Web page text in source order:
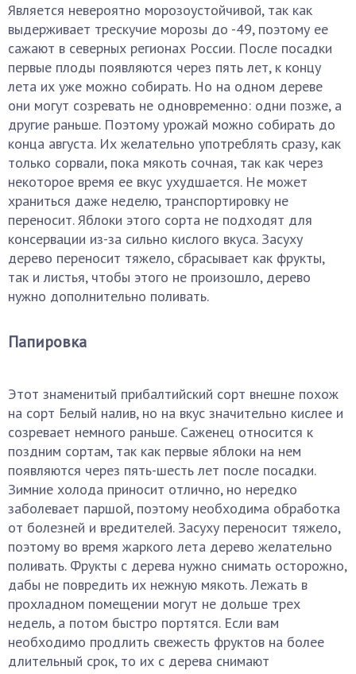
Является невероятно морозоустойчивой, так как
выдерживает трескучие морозы до -49, поэтому ее
сажают в северных регионах России. После посадки
первые плоды появляются через пять лет, к концу
лета их уже можно собирать. Но на одном дереве
они могут созревать не одновременно: одни позже, а
другие раньше. Поэтому урожай можно собирать до
конца августа. Их желательно употреблять сразу, как
только сорвали, пока мякоть сочная, так как через
некоторое время ее вкус ухудшается. Не может
храниться даже неделю, транспортировку не
переносит. Яблоки этого сорта не подходят для
консервации из-за сильно кислого вкуса. Засуху
дерево переносит тяжело, сбрасывает как фрукты,
так и листья, чтобы этого не произошло, дерево
нужно дополнительно поливать.
Папировка
Этот знаменитый прибалтийский сорт внешне похож
на сорт Белый налив, но на вкус значительно кислее и
созревает немного раньше. Саженец относится к
поздним сортам, так как первые яблоки на нем
появляются через пять-шесть лет после посадки.
Зимние холода приносит отлично, но нередко
заболевает паршой, поэтому необходима обработка
от болезней и вредителей. Засуху переносит тяжело,
поэтому во время жаркого лета дерево желательно
поливать. Фрукты с дерева нужно снимать осторожно,
дабы не повредить их нежную мякоть. Лежать в
прохладном помещении могут не дольше трех
недель, а потом быстро портятся. Если вам
необходимо продлить свежесть фруктов на более
длительный срок, то их с дерева снимают